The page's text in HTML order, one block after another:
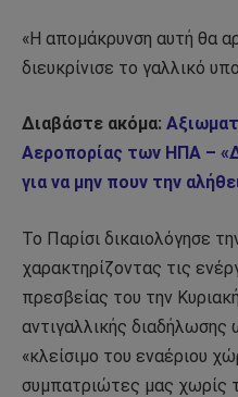
«Η απομάκρυνση αυτή θα
διευκρίνισε το γαλλικό
Διαβάστε ακόμα:
Αεροπορίας των ΗΠΑ –
για να μην πουν την
Το Παρίσι δικαιολόγησε
χαρακτηρίζοντας τις
πρεσβείας του την
αντιγαλλικής διαδήλωσης
«κλείσιμο του εναέριου
συμπατριώτες μας χωρίς